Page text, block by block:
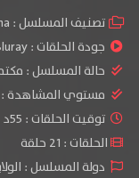
تصنيف المسلسل :
جودة الحلقات :
حالة المسلسل :
مستوي المشاهدة :
توقيت الحلقات : 55د
الحلقات : 21 حلقة
دولة المسلسل :